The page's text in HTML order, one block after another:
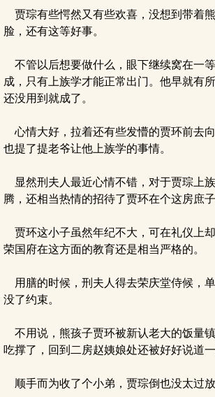
贾琮有些愕然又有些欢喜，没想到带着
脸，还有这等好事。
不管以后想要做什么，眼下继续窝在一
成，只有上族学才能正常出门。他早就有
还没用到就成了。
心情大好，拉着还有些发懵的贾环前去
也提了提老爷让他上族学的事情。
显然刑夫人最近心情不错，对于贾琮上
腾，还相当热情的招待了贾环在个这房庶子
贾环这小子虽然年纪不大，可在礼仪上却
荣国府在这方面的教育还是相当严格的。
用膳的时候，刑夫人得去荣庆堂侍候，
没了约束。
不用说，熊孩子贾环被新认老大的饭量
吃撑了，回到二房赵姨娘处还被好好说道一
顺手而为收了个小弟，贾琮倒也没太过放